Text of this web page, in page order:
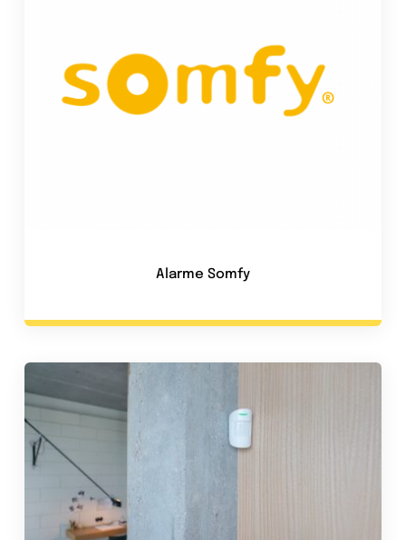
Alarme Somfy